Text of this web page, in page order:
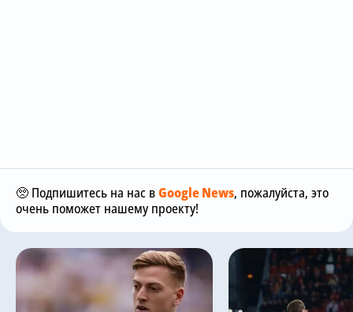
🥺 Подпишитесь на нас вGoogle News, пожалуйста, это
очень поможет нашему проекту!